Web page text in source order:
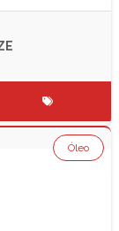
Óleo